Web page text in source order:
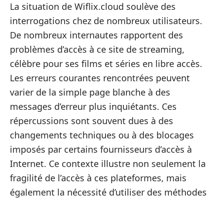
La situation de Wiflix.cloud soulève des
interrogations chez de nombreux utilisateurs.
De nombreux internautes rapportent des
problèmes d’accès à ce site de streaming,
célèbre pour ses films et séries en libre accès.
Les erreurs courantes rencontrées peuvent
varier de la simple page blanche à des
messages d’erreur plus inquiétants. Ces
répercussions sont souvent dues à des
changements techniques ou à des blocages
imposés par certains fournisseurs d’accès à
Internet. Ce contexte illustre non seulement la
fragilité de l’accès à ces plateformes, mais
également la nécessité d’utiliser des méthodes